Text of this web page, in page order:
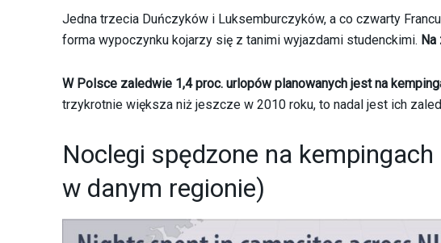
Jedna trzecia Duńczyków i Luksemburczyków, a co czwarty
forma wypoczynku kojarzy się z tanimi wyjazdami studenckimi. Na
W Polsce zaledwie 1,4 proc. urlopów planowanych jest na
trzykrotnie większa niż jeszcze w 2010 roku, to nadal jest ich
Noclegi spędzone na
w danym regionie)